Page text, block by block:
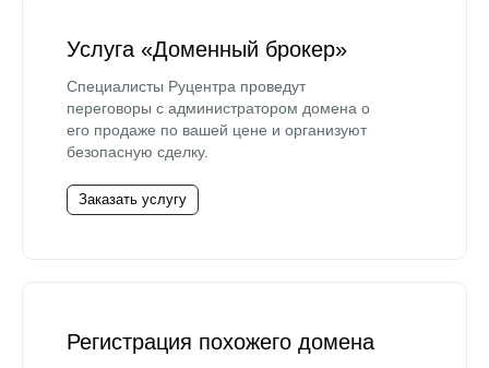
Услуга «Доменный брокер»
Специалисты Руцентра проведут
переговоры с администратором домена о
его продаже по вашей цене и организуют
безопасную сделку.
Заказать услугу
Регистрация похожего домена